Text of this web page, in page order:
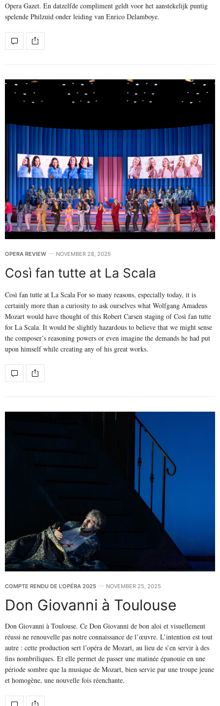
Opera Gazet. En datzelfde compliment geldt voor het aanstekelijk puntig
spelende Philzuid onder leiding van Enrico Delamboye.
OPERA REVIEW NOVEMBER 28, 2025
Così fan tutte at La Scala
Così fan tutte at La Scala For so many reasons, especially today, it is
certainly more than a curiosity to ask ourselves what Wolfgang Amadeus
Mozart would have thought of this Robert Carsen staging of Così fan tutte
for La Scala. It would be slightly hazardous to believe that we might sense
the composer’s reasoning powers or even imagine the demands he had put
upon himself while creating any of his great works.
COMPTE RENDU DE L'OPÉRA 2025 NOVEMBER 25, 2025
Don Giovanni à Toulouse
Don Giovanni à Toulouse. Ce Don Giovanni de bon aloi et visuellement
réussi ne renouvelle pas notre connaissance de l’œuvre. L’intention est tout
autre : cette production sert l’opéra de Mozart, au lieu de s’en servir à des
fins nombriliques. Et elle permet de passer une matinée épanouie en une
période sombre que la musique de Mozart, bien servie par une troupe jeune
et homogène, une nouvelle fois réenchante.